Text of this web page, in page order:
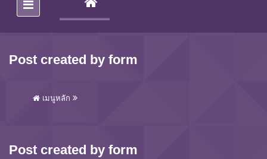
(CURRENT)
Post created by form
เมนูหลัก
Post created by form